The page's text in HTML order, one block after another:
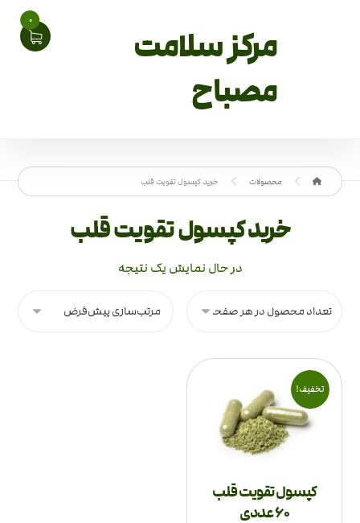
مرکز سلامت
مصباح
0
محصولات خرید کپسول تقویت قلب
خرید کپسول تقویت قلب
در حال نمایش یک نتیجه
کپسول تقویت قلب
60 عددی
تخفیف!